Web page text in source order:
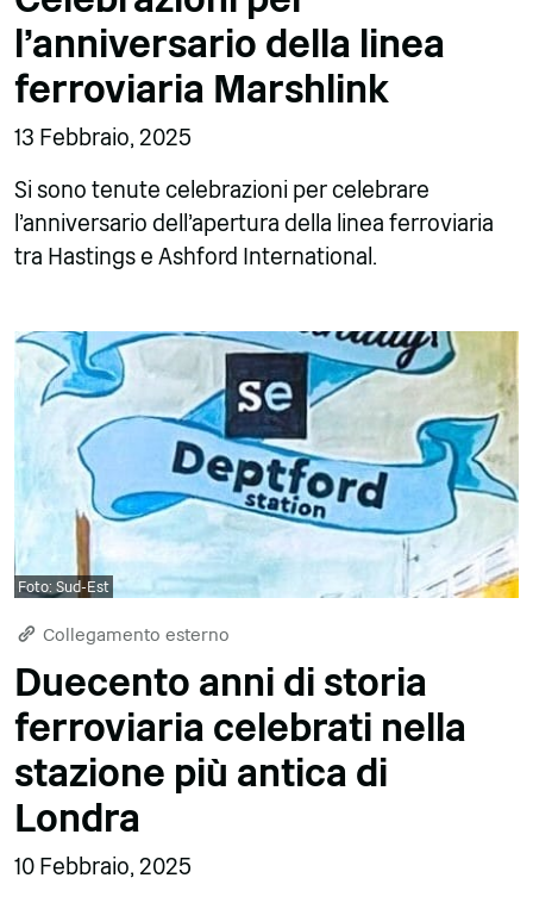
l'anniversario della linea
ferroviaria Marshlink
13 Febbraio, 2025
Si sono tenute celebrazioni per celebrare
l'anniversario dell'apertura della linea ferroviaria
tra Hastings e Ashford International.
Foto: Sud-Est
Collegamento esterno
Duecento anni di storia
ferroviaria celebrati nella
stazione più antica di
Londra
10 Febbraio, 2025